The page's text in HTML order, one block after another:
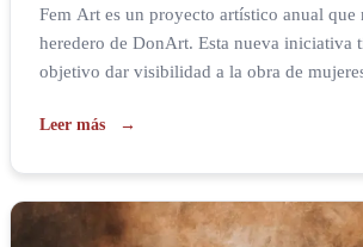
Fem Art es un proyecto artístico anual que
heredero de DonArt. Esta nueva iniciativa
objetivo dar visibilidad a la obra de
realizadas por mujeres, en este caso
Leer más